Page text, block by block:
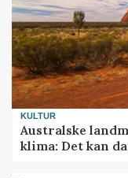
KULTUR
Australske
klima: Det kan